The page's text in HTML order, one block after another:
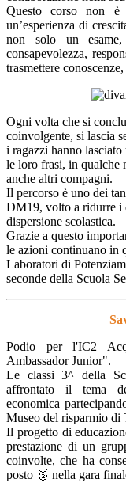
Questo corso non
un’esperienza di
non solo un
consapevolezza,
trasmettere
Ogni volta che si
coinvolgente, si lascia
i ragazzi hanno
le loro frasi, in qualche
anche altri compagni.
Il percorso è uno dei
DM19, volto a ridurre i
dispersione scolastica.
Grazie a questo
le azioni continuano in
Laboratori di
seconde della Scuola
Podio per l'IC2
Ambassador Junior".
Le classi 3^ della
affrontato il tema
economica
Museo del risparmio di
Il progetto di
prestazione di un
coinvolte, che ha
posto 🥈 nella gara